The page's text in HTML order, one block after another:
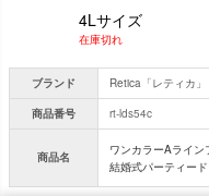
4Lサイズ
在庫切れ
ブランド
Retica「レティカ」
商品番号
rt-lds54c
商品名
ワンカラーAライ
結婚式パーティー